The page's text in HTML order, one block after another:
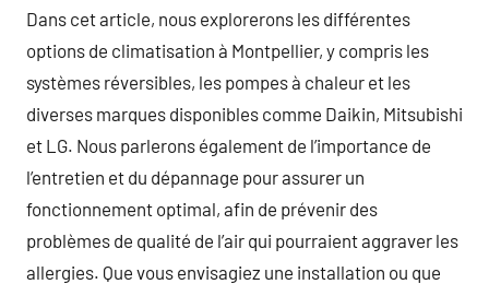
Dans cet article, nous explorerons les différentes
options de climatisation à Montpellier, y compris les
systèmes réversibles, les pompes à chaleur et les
diverses marques disponibles comme Daikin, Mitsubishi
et LG. Nous parlerons également de l’importance de
l’entretien et du dépannage pour assurer un
fonctionnement optimal, afin de prévenir des
problèmes de qualité de l’air qui pourraient aggraver les
allergies. Que vous envisagiez une installation ou que